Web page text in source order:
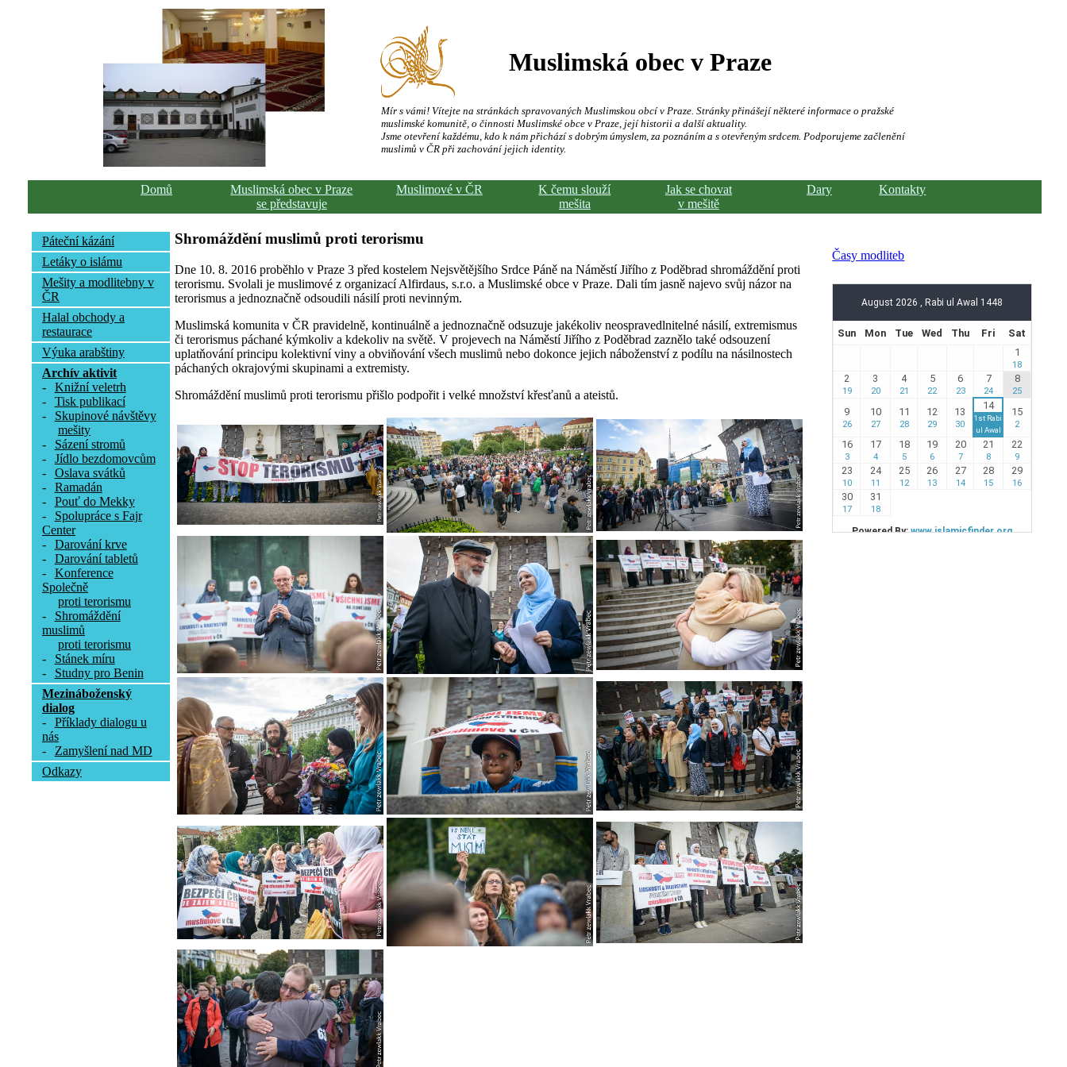
Muslimská obec v Praze
Mír s vámi! Vítejte na stránkách spravovaných Muslimskou obcí v Praze. Stránky přinášejí některé informace o pražské
muslimské komunitě, o činnosti Muslimské obce v Praze, její historii a další aktuality.
Jsme otevření každému, kdo k nám přichází s dobrým úmyslem, za poznáním a s otevřeným srdcem. Podporujeme začlenění
muslimů v ČR při zachování jejich identity.
Domů
Muslimská obec v Praze
se představuje
Muslimové v ČR
K čemu slouží
mešita
Jak se chovat
v mešitě
Dary Kontakty
Páteční kázání
Letáky o islámu
Mešity a modlitebny v
ČR
Halal obchody a
restaurace
Výuka arabštiny
Archív aktivit
-
Knižní veletrh
-
Tisk publikací
-
Skupinové návštěvy
mešity
-
Sázení stromů
-
Jídlo bezdomovcům
-
Oslava svátků
-
Ramadán
-
Pouť do Mekky
-
Spolupráce s Fajr
Center
-
Darování krve
-
Darování tabletů
-
Konference
Společně
proti terorismu
-
Shromáždění
muslimů
proti terorismu
-
Stánek míru
-
Studny pro Benin
Mezináboženský
dialog
-
Příklady dialogu u
nás
-
Zamyšlení nad MD
Odkazy
Shromáždění muslimů proti terorismu
Dne 10. 8. 2016 proběhlo v Praze 3 před kostelem Nejsvětějšího Srdce Páně na Náměstí Jiřího z Poděbrad shromáždění proti
terorismu. Svolali je muslimové z organizací Alfirdaus, s.r.o. a Muslimské obce v Praze. Dali tím jasně najevo svůj názor na
terorismus a jednoznačně odsoudili násilí proti nevinným.
Muslimská komunita v ČR pravidelně, kontinuálně a jednoznačně odsuzuje jakékoliv neospravedlnitelné násilí, extremismus
či terorismus páchané kýmkoliv a kdekoliv na světě. V projevech na Náměstí Jiřího z Poděbrad zaznělo také odsouzení
uplatňování principu kolektivní viny a obviňování všech muslimů nebo dokonce jejich náboženství z podílu na násilnostech
páchaných okrajovými skupinami a extremisty.
Shromáždění muslimů proti terorismu přišlo podpořit i velké množství křesťanů a ateistů.
Časy modliteb